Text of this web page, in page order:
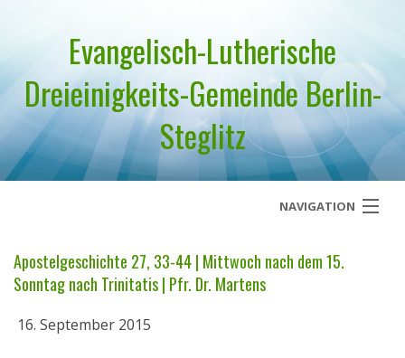
Evangelisch-Lutherische
Dreieinigkeits-Gemeinde Berlin-
Steglitz
NAVIGATION
Über uns
Geistliches Wort
Apostelgeschichte 27, 33-44 | Mittwoch nach dem 15.
Sonntag nach Trinitatis | Pfr. Dr. Martens
16. September 2015